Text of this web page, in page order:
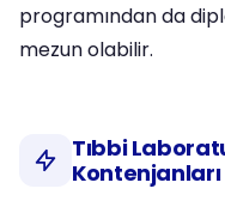
programından da
mezun olabilir.
Tıbbi
Kontenjanları